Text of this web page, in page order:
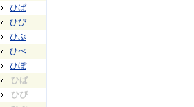
ひば
ひび
ひぶ
ひべ
ひぼ
ひぱ
ひぴ